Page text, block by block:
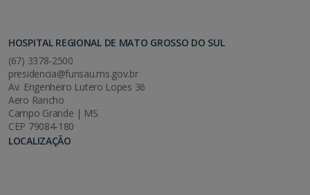
HOSPITAL REGIONAL DE MATO GROSSO DO SUL
(67) 3378-2500
presidencia@funsau.ms.gov.br
Av. Engenheiro Lutero Lopes 36
Aero Rancho
Campo Grande | MS
CEP 79084-180
LOCALIZAÇÃO